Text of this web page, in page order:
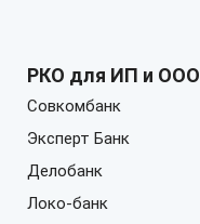
РКО для ИП и ООО
Совкомбанк
Эксперт Банк
Делобанк
Локо-банк